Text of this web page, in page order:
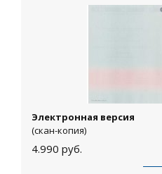
Электронная версия
(скан-копия)
4.990 руб.